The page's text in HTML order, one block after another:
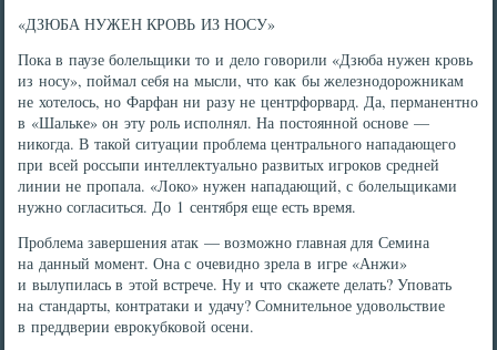
«ДЗЮБА НУЖЕН КРОВЬ ИЗ НОСУ»
Пока в паузе болельщики то и дело говорили «Дзюба нужен кровь
из носу», поймал себя на мысли, что как бы железнодорожникам
не хотелось, но Фарфан ни разу не центрфорвард. Да, перманентно
в «Шальке» он эту роль исполнял. На постоянной основе —
никогда. В такой ситуации проблема центрального нападающего
при всей россыпи интеллектуально развитых игроков средней
линии не пропала. «Локо» нужен нападающий, с болельщиками
нужно согласиться. До 1 сентября еще есть время.
Проблема завершения атак — возможно главная для Семина
на данный момент. Она с очевидно зрела в игре «Анжи»
и вылупилась в этой встрече. Ну и что скажете делать? Уповать
на стандарты, контратаки и удачу? Сомнительное удовольствие
в преддверии еврокубковой осени.